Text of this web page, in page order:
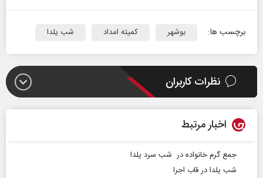
برچسب ها: بوشهر کمیته امداد شب یلدا
نظرات کاربران
اخبار مرتبط
جمع گرم خانواده در شب سرد یلدا
شب یلدا در قاب اجرا